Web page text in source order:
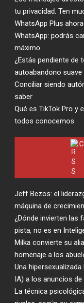
tu privacidad. Ten
WhatsApp Plus
WhatsApp: podrás
máximo
¿Estás pendiente de
autoabandono
Conciliar siendo
saber
Qué es TikTok Pro y
todos conocemos
Jeff Bezos: el
máquina de
¿Dónde invierten las
pista, no es en
Milka convierte su
homenaje a los
Una
IA) a los anuncios de
La técnica